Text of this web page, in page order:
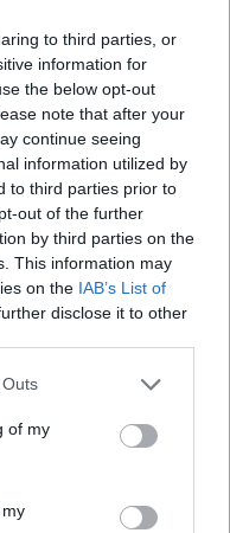
to third parties, or
information for
the below opt-out
note that after your
continue seeing
information utilized by
to third parties prior to
out of the further
by third parties on the
This information may
on the IAB’s List of
disclose it to other
one or more Google
You may click to
its third-party tags to
in below Google
of my